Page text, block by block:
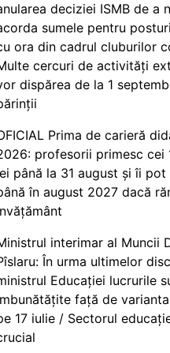
deciziei ISMB de a
sumele pentru
ora din cadrul cluburilor
cercuri de activități
dispărea de la 1
Prima de carieră
profesorii primesc cei
până la 31 august și îi
în august 2027 dacă
interimar al Muncii
În urma ultimelor
Educației lucrurile
față de
17 iulie / Sectorul